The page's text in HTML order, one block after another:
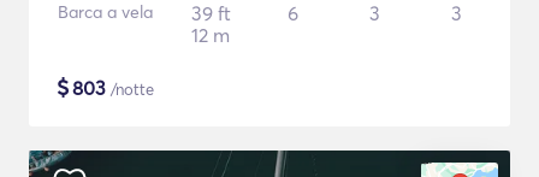
Barca a vela
39 ft
12 m
6 3 3
$803 /notte